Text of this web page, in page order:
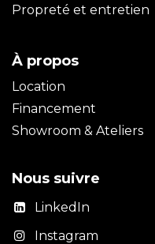
Propreté et entretien
À propos
Location
Financement
Showroom & Ateliers
Nous suivre
LinkedIn
Instagram